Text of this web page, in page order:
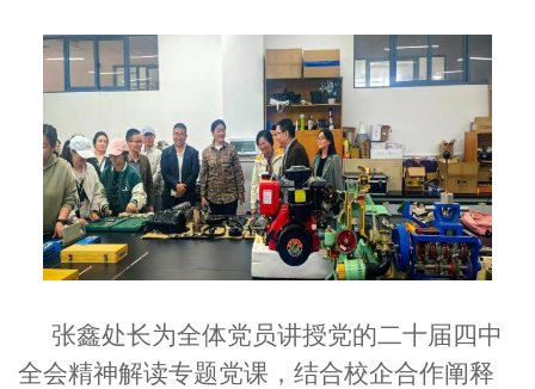
张鑫处长为全体党员讲授党的二十届四中
全会精神解读专题党课，结合校企合作阐释